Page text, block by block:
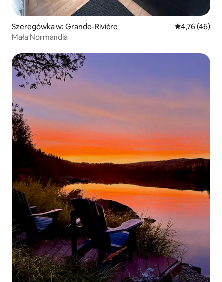
Szeregówka w: Grande-Rivière Średnia
4,76 (46)
Mała Normandia